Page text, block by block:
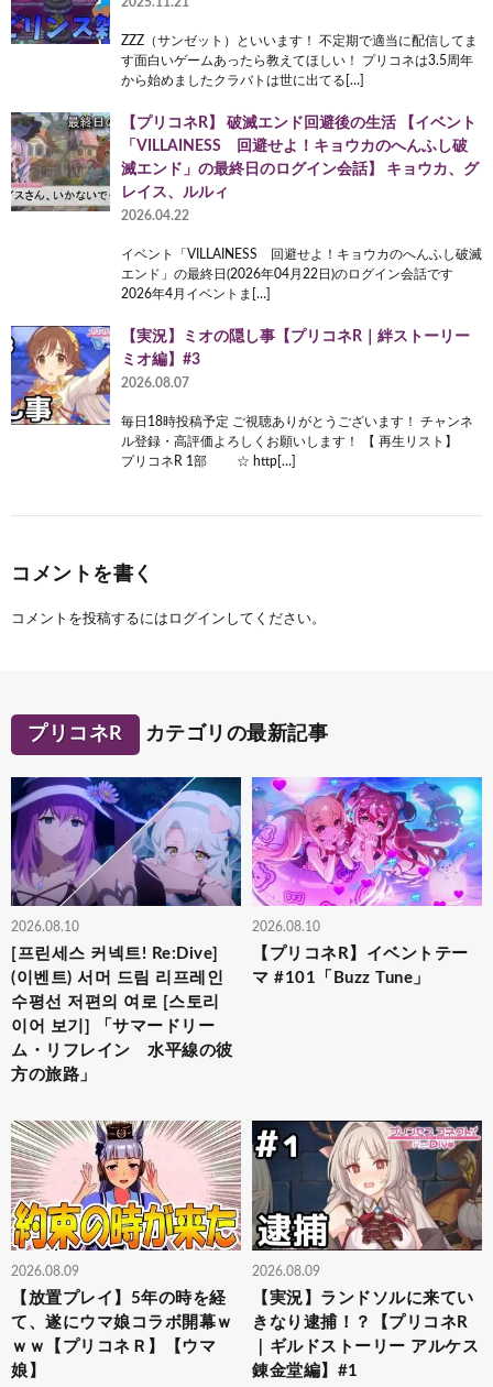
ZZZ（サンゼット）といいます！ 不定期で適当に配信してま
す面白いゲームあったら教えてほしい！ プリコネは3.5周年
から始めましたクラバトは世に出てる[…]
【プリコネR】 破滅エンド回避後の生活 【イベント
「VILLAINESS 回避せよ！キョウカのへんふし破
滅エンド」の最終日のログイン会話】 キョウカ、グ
レイス、ルルィ
2026.04.22
イベント「VILLAINESS 回避せよ！キョウカのへんふし破滅
エンド」の最終日(2026年04月22日)のログイン会話です
2026年4月イベントま[…]
【実況】ミオの隠し事【プリコネR｜絆ストーリー
ミオ編】#3
2026.08.07
毎日18時投稿予定 ご視聴ありがとうございます！ チャンネ
ル登録・高評価よろしくお願いします！ 【 再生リスト】
プリコネR 1部 ☆ http[…]
コメントを書く
コメントを投稿するには ログイン してください。
プリコネR カテゴリの最新記事
2026.08.10
[프린세스 커넥트! Re:Dive]
(이벤트) 서머 드림 리프레인
수평선 저편의 여로 [스토리
이어 보기] 「サマードリー
ム・リフレイン 水平線の彼
方の旅路」
2026.08.10
【プリコネR】イベントテー
マ #101「Buzz Tune」
2026.08.09
【放置プレイ】5年の時を経
て、遂にウマ娘コラボ開幕ｗ
ｗｗ【プリコネＲ】【ウマ
娘】
2026.08.09
【実況】ランドソルに来てい
きなり逮捕！？【プリコネR
｜ギルドストーリー アルケス
錬金堂編】#1